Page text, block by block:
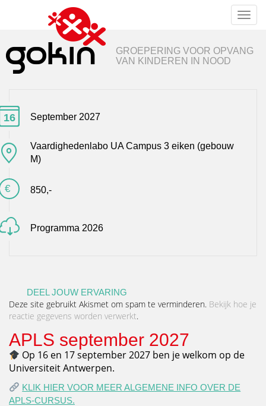
Toggle
GROEPERING VOOR OPVANG
VAN KINDEREN IN NOOD
16 September 2027
Vaardighedenlabo UA Campus 3 eiken (gebouw
M)
€ 850,-
Programma 2026
DEEL JOUW ERVARING
Deze site gebruikt Akismet om spam te verminderen. Bekijk hoe je
reactie gegevens worden verwerkt.
APLS september 2027
Op 16 en 17 september 2027 ben je welkom op de
Universiteit Antwerpen.
KLIK HIER VOOR MEER ALGEMENE INFO OVER DE
APLS-CURSUS.